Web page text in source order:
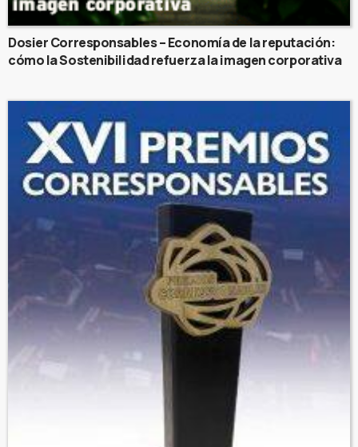
Dosier Corresponsables – Economía de la reputación:
cómo la Sostenibilidad refuerza la imagen corporativa